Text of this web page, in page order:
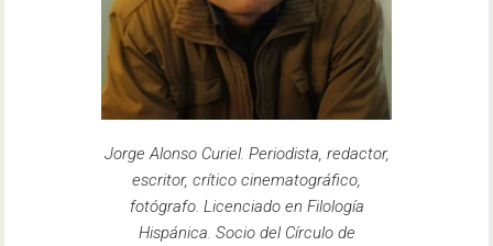
Jorge Alonso Curiel. Periodista, redactor,
escritor, crítico cinematográfico,
fotógrafo. Licenciado en Filología
Hispánica. Socio del Círculo de